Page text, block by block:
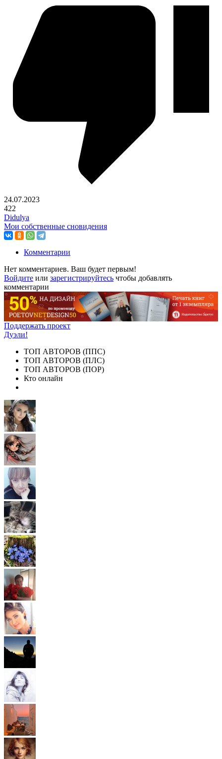
24.07.2023
422
Didulya
Мои собственные сновидения
Комментарии
Нет комментариев. Ваш будет первым!
Войдите или зарегистрируйтесь чтобы добавлять
комментарии
Поддержать проект
Дуэли!
ТОП АВТОРОВ (ППС)
ТОП АВТОРОВ (ПЛС)
ТОП АВТОРОВ (ПОР)
Кто онлайн